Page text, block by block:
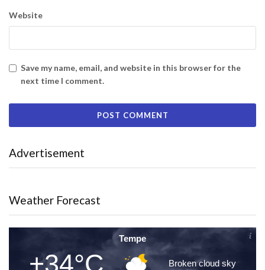
Website
Save my name, email, and website in this browser for the
next time I comment.
Advertisement
Weather Forecast
Tempe
+34°C Broken cloud sky